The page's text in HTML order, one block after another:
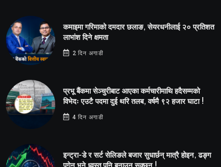
कमाइमा गरिमाको दमदार छलाङ, सेयरधनीलाई २० प्रतिशत
लाभांश दिने क्षमता
2 दिन अगाडी
प्रभू बैंकमा सेञ्चुरीबाट आएका कर्मचारीमाथि हदैसम्मको
विभेदः एउटै पदमा दुई थरि तलब, वर्षमै ९२ हजार घाटा !
4 दिन अगाडी
इन्ट्रा-डे र सर्ट सेलिङले बजार सुधार्छन् मात्रै होइन, ढङ्ग